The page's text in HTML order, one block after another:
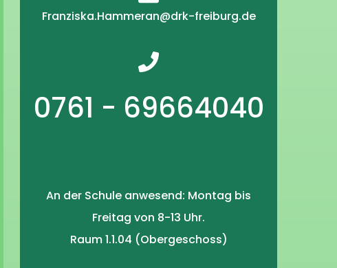
Franziska.Hammeran@drk-freiburg.de
0761 - 69664040
An der Schule anwesend: Montag bis
Freitag von 8-13 Uhr.
Raum 1.1.04 (Obergeschoss)